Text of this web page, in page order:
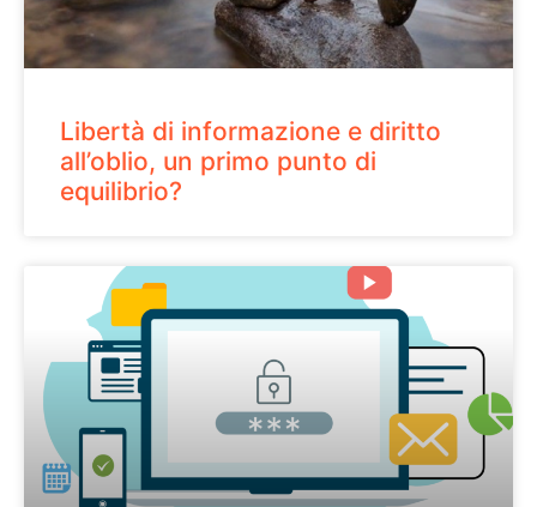
Libertà di informazione e diritto
all’oblio, un primo punto di
equilibrio?